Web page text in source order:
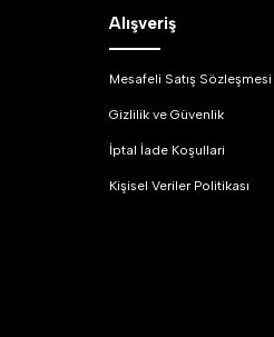
Alışveriş
Mesafeli Satış Sözleşmesi
Gizlilik ve Güvenlik
İptal İade Koşullari
Kişisel Veriler Politikası